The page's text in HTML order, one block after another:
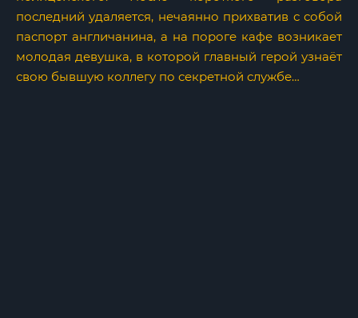
последний удаляется, нечаянно прихватив с собой
паспорт англичанина, а на пороге кафе возникает
молодая девушка, в которой главный герой узнаёт
свою бывшую коллегу по секретной службе…